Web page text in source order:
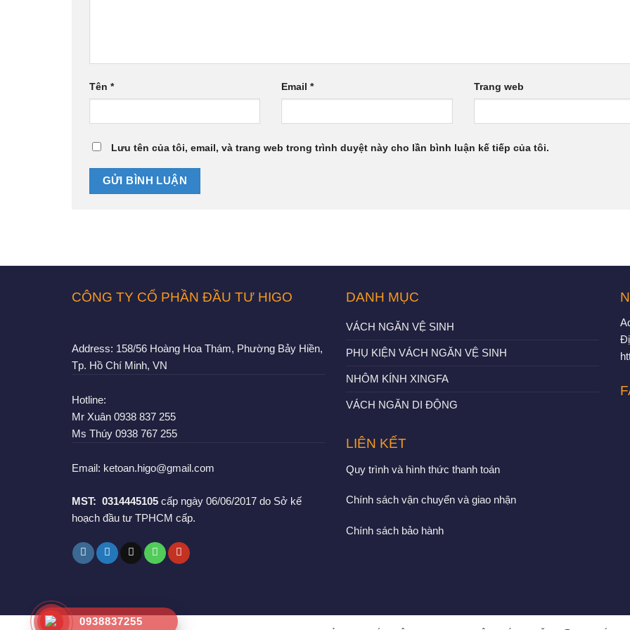
Tên * Email* Trang web
Lưu tên của tôi, email, và trang web trong trình duyệt này cho lần bình luận kế tiếp của tôi.
CÔNG TY CỔ PHẦN ĐẦU TƯ HIGO
Address: 158/56 Hoàng Hoa Thám, Phường Bảy Hiền,
Tp. Hồ Chí Minh, VN
Hotline:
Mr Xuân 0938 837 255
Ms Thúy 0938 767 255
Email: ketoan.higo@gmail.com
MST: 0314445105 cấp ngày 06/06/2017 do Sở kế
hoạch đầu tư TPHCM cấp.
DANH MỤC
VÁCH NGĂN VỆ SINH
PHỤ KIỆN VÁCH NGĂN VỆ SINH
NHÔM KÍNH XINGFA
VÁCH NGĂN DI ĐỘNG
LIÊN KẾT
Quy trình và hình thức thanh toán
Chính sách vận chuyển và giao nhận
Chính sách bảo hành
0938837255